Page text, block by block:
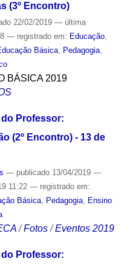
(3º Encontro)
22/02/2019 — última
— registrado em: Educação,
Básica, Pedagogia,
BÁSICA 2019
Professor:
(2º Encontro) - 13 de
— publicado13/04/2019 —
11:22 — registrado em:
Básica, Pedagogia,
Ensino
/Fotos /Eventos 2019
Professor: